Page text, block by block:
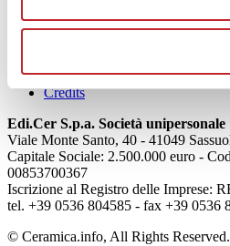
Chi siamo
Cookie Policy
Credits
Edi.Cer S.p.a. Società unipersonale
Viale Monte Santo, 40 - 41049
Capitale Sociale: 2.500.000 euro -
00853700367
Iscrizione al Registro delle Imprese:
tel. +39 0536 804585 - fax +39 0536
© Ceramica.info, All Rights Reserved.